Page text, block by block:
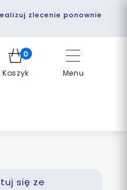
zlecenie ponownie
Menu
0
Koszyk
się ze